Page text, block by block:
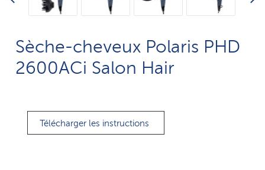
Sèche-cheveux Polaris PHD
2600AСi Salon Hair
Télécharger les instructions